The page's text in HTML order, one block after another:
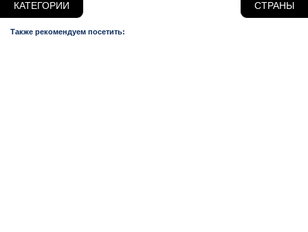
КАТЕГОРИИ СТРАНЫ
Также рекомендуем посетить: